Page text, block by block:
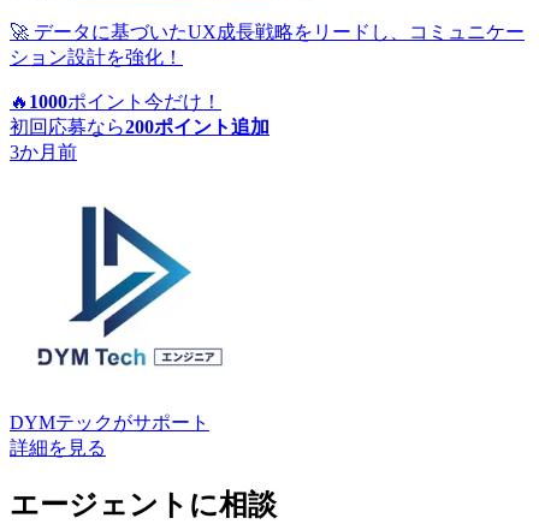
🚀 データに基づいたUX成長戦略をリードし、コミュニケー
ション設計を強化！
🔥 1000ポイント 今だけ！
初回応募なら200ポイント追加
3か月前
DYMテックがサポート
詳細を見る
エージェントに相談